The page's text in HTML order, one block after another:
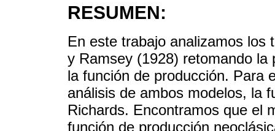
RESUMEN:
En este trabajo analizamos los
y Ramsey (1928) retomando
la función de producción. Para
análisis de ambos modelos, la
Richards. Encontramos que el
función de producción